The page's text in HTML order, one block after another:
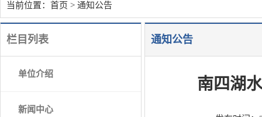
当前位置： 首页 > 通知公告
栏目列表
单位介绍
新闻中心
通知公告
南四湖